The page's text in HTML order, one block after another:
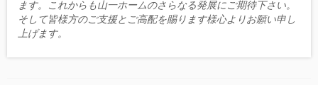
ます。これからも山一ホームのさらなる発展にご期待下さい。
そして皆様方のご支援とご高配を賜ります様心よりお願い申し
上げます。